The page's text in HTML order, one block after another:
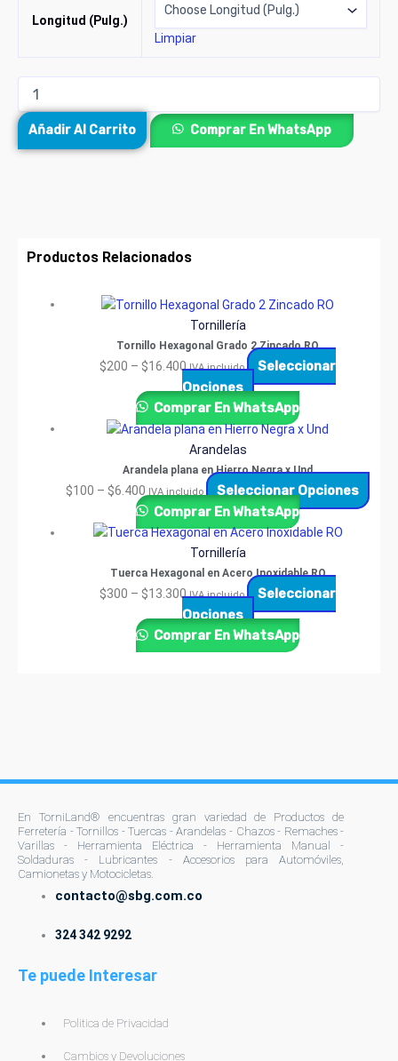
Longitud (Pulg.)
Limpiar
Añadir Al Carrito Comprar En WhatsApp
Productos Relacionados
Tornillería
Tornillo Hexagonal Grado 2 Zincado RO
$200 – $16.400 IVA incluido
Seleccionar
Opciones
Comprar En WhatsApp
Arandelas
Arandela plana en Hierro Negra x Und
$100 – $6.400 IVA incluido Seleccionar Opciones
Comprar En WhatsApp
Tornillería
Tuerca Hexagonal en Acero Inoxidable RO
$300 – $13.300 IVA incluido
Seleccionar
Opciones
Comprar En WhatsApp
En TorniLand® encuentras gran variedad de Productos de
Ferretería - Tornillos - Tuercas - Arandelas - Chazos - Remaches -
Varillas - Herramienta Eléctrica - Herramienta Manual -
Soldaduras - Lubricantes - Accesorios para Automóviles,
Camionetas y Motocicletas.
contacto@sbg.com.co
324 342 9292
Te puede Interesar
Politica de Privacidad
Cambios y Devoluciones